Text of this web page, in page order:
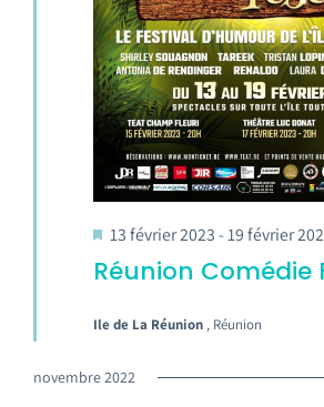
13 février 2023-19 février
Réunion Comédie
Ile de La Réunion , Réunion
novembre 2022